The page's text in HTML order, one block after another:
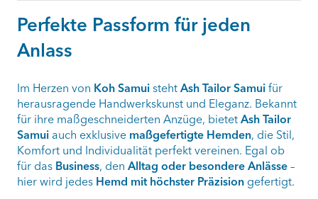
Perfekte Passform für jeden
Anlass
Im Herzen von Koh Samui steht Ash Tailor Samui für
herausragende Handwerkskunst und Eleganz. Bekannt
für ihre maßgeschneiderten Anzüge, bietet Ash Tailor
Samui auch exklusive maßgefertigte Hemden, die Stil,
Komfort und Individualität perfekt vereinen. Egal ob
für das Business, den Alltag oder besondere Anlässe –
hier wird jedes Hemd mit höchster Präzision gefertigt.